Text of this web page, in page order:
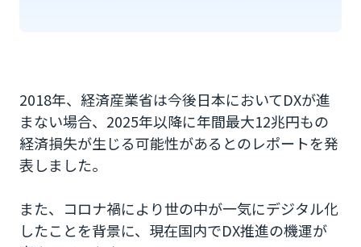
2018年、経済産業省は今後日本においてDXが進
まない場合、2025年以降に年間最大12兆円もの
経済損失が生じる可能性があるとのレポートを発
表しました。
また、コロナ禍により世の中が一気にデジタル化
したことを背景に、現在国内でDX推進の機運が